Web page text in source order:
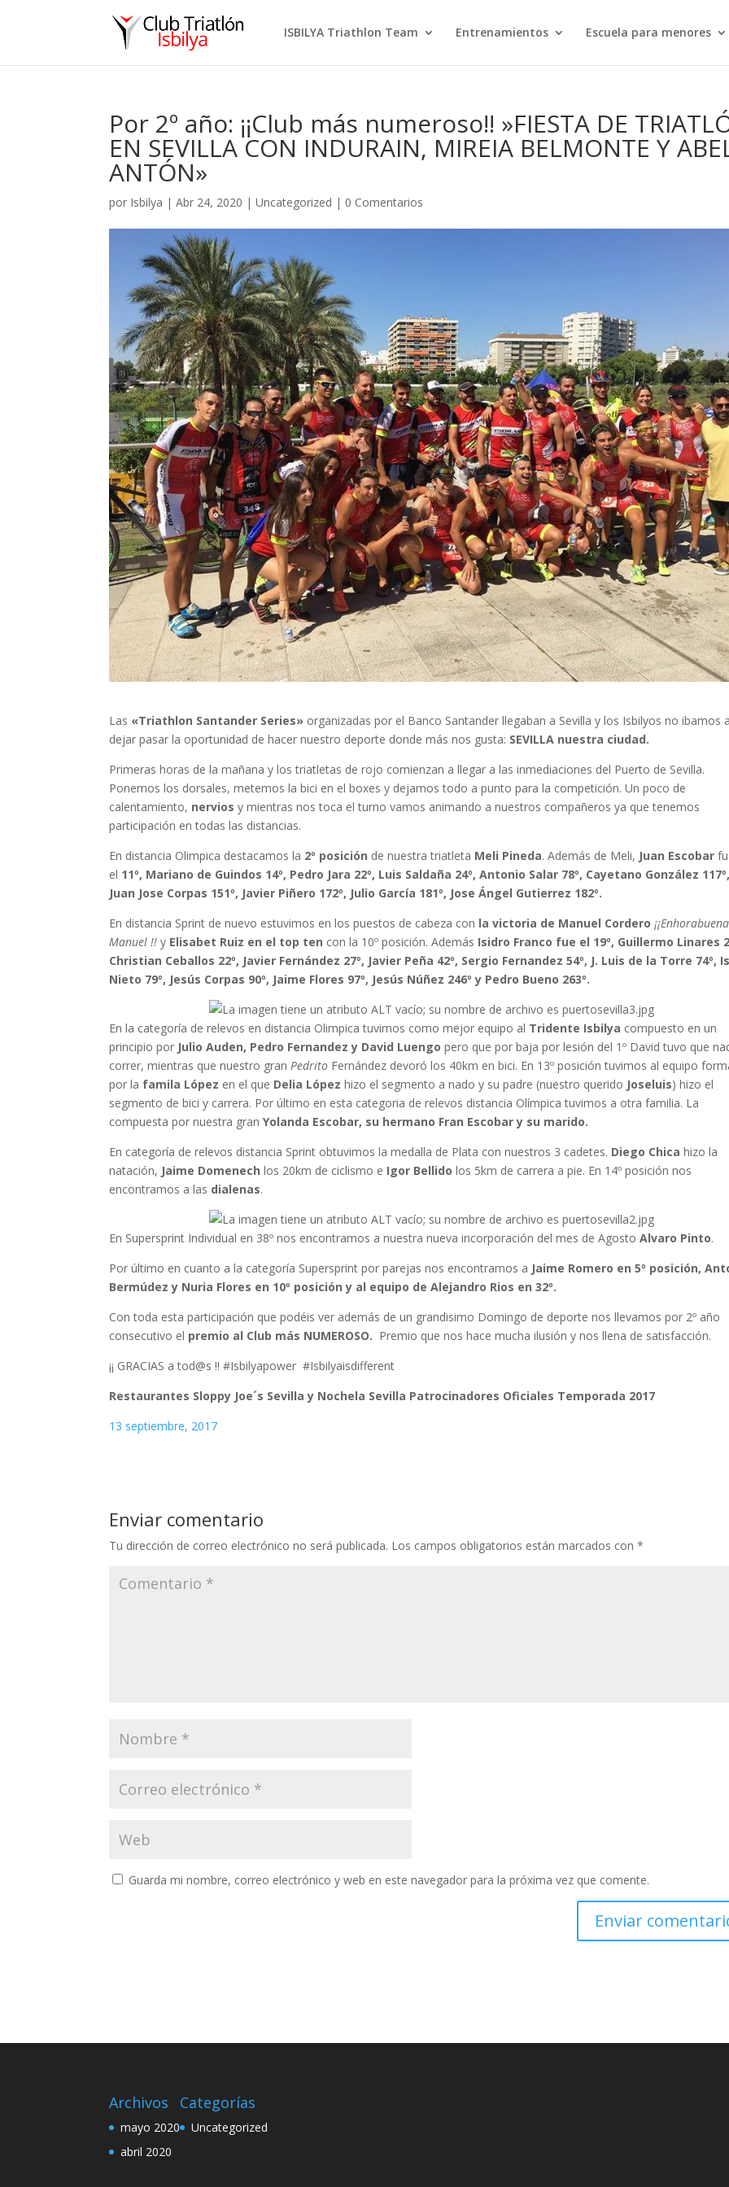
ISBILYA Triathlon Team Entrenamientos Escuela para menores
Por 2º año: ¡¡Club más numeroso!! »FIESTA DE
EN SEVILLA CON INDURAIN, MIREIA BELMONTE Y
ANTÓN»
por Isbilya |Abr 24, 2020 |Uncategorized | 0 Comentarios
Las «Triathlon Santander Series» organizadas por el Banco Santander llegaban a Sevilla y los Isbilyos no ibamos
dejar pasar la oportunidad de hacer nuestro deporte donde más nos gusta: SEVILLA nuestra ciudad.
Primeras horas de la mañana y los triatletas de rojo comienzan a llegar a las inmediaciones del Puerto de Sevilla.
Ponemos los dorsales, metemos la bici en el boxes y dejamos todo a punto para la competición. Un poco de
calentamiento, nervios y mientras nos toca el turno vamos animando a nuestros compañeros ya que tenemos
participación en todas las distancias.
En distancia Olimpica destacamos la 2º posición de nuestra triatleta Meli Pineda. Además de Meli, Juan Escobar
el 11º, Mariano de Guindos 14º, Pedro Jara 22º, Luis Saldaña 24º, Antonio Salar 78º, Cayetano González
Juan Jose Corpas 151º, Javier Piñero 172º, Julio García 181º, Jose Ángel Gutierrez 182º.
En distancia Sprint de nuevo estuvimos en los puestos de cabeza con la victoria de Manuel Cordero ¡¡Enhorabuena
Manuel !! y Elisabet Ruiz en el top ten con la 10º posición. Además Isidro Franco fue el 19º, Guillermo Linares
Christian Ceballos 22º, Javier Fernández 27º, Javier Peña 42º, Sergio Fernandez 54º, J. Luis de la Torre 74º,
Nieto 79º, Jesús Corpas 90º, Jaime Flores 97º, Jesús Núñez 246º y Pedro Bueno 263º.
En la categoría de relevos en distancia Olimpica tuvimos como mejor equipo al Tridente Isbilya compuesto en un
principio por Julio Auden, Pedro Fernandez y David Luengo pero que por baja por lesión del 1º David tuvo que
correr, mientras que nuestro gran Pedrito Fernández devoró los 40km en bici. En 13º posición tuvimos al equipo
por la famila López en el que Delia López hizo el segmento a nado y su padre (nuestro querido Joseluis) hizo el
segmento de bici y carrera. Por último en esta categoria de relevos distancia Olímpica tuvimos a otra familia. La
compuesta por nuestra granYolanda Escobar, su hermano Fran Escobar y su marido.
En categoría de relevos distancia Sprint obtuvimos la medalla de Plata con nuestros 3 cadetes. Diego Chica hizo la
natación, Jaime Domenech los 20km de ciclismo e Igor Bellido los 5km de carrera a pie. En 14º posición nos
encontramos a las dialenas.
En Supersprint Individual en 38º nos encontramos a nuestra nueva incorporación del mes de AgostoAlvaro Pinto.
Por último en cuanto a la categoría Supersprint por parejas nos encontramos a Jaime Romero en 5º posición,
Bermúdez y Nuria Flores en 10º posición y al equipo de Alejandro Rios en 32º.
Con toda esta participación que podéis ver además de un grandisimo Domingo de deporte nos llevamos por 2º año
consecutivo el premio al Club más NUMEROSO. Premio que nos hace mucha ilusión y nos llena de satisfacción.
¡¡ GRACIAS a tod@s !! #Isbilyapower #Isbilyaisdifferent
Restaurantes Sloppy Joe´s Sevilla y Nochela Sevilla Patrocinadores Oficiales Temporada 2017
13 septiembre, 2017
Enviar comentario
Tu dirección de correo electrónico no será publicada. Los campos obligatorios están marcados con*
Guarda mi nombre, correo electrónico y web en este navegador para la próxima vez que comente.
Archivos
mayo 2020
abril 2020
Categorías
Uncategorized